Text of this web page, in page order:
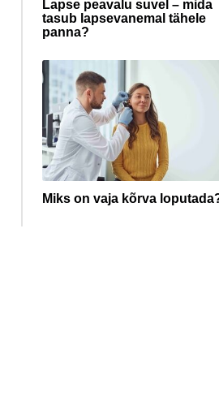
Lapse peavalu suvel – mida
tasub lapsevanemal tähele
panna?
Miks on vaja kõrva